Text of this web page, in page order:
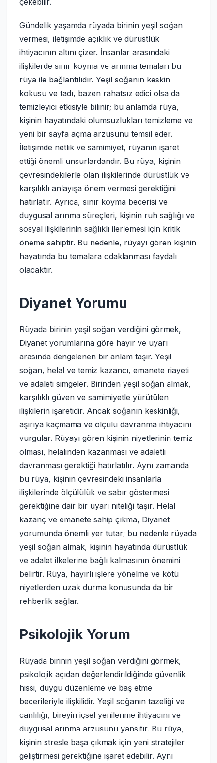
çekebilir.
Gündelik yaşamda rüyada birinin yeşil soğan
vermesi, iletişimde açıklık ve dürüstlük
ihtiyacının altını çizer. İnsanlar arasındaki
ilişkilerde sınır koyma ve arınma temaları bu
rüya ile bağlantılıdır. Yeşil soğanın keskin
kokusu ve tadı, bazen rahatsız edici olsa da
temizleyici etkisiyle bilinir; bu anlamda rüya,
kişinin hayatındaki olumsuzlukları temizleme ve
yeni bir sayfa açma arzusunu temsil eder.
İletişimde netlik ve samimiyet, rüyanın işaret
ettiği önemli unsurlardandır. Bu rüya, kişinin
çevresindekilerle olan ilişkilerinde dürüstlük ve
karşılıklı anlayışa önem vermesi gerektiğini
hatırlatır. Ayrıca, sınır koyma becerisi ve
duygusal arınma süreçleri, kişinin ruh sağlığı ve
sosyal ilişkilerinin sağlıklı ilerlemesi için kritik
öneme sahiptir. Bu nedenle, rüyayı gören kişinin
hayatında bu temalara odaklanması faydalı
olacaktır.
Diyanet Yorumu
Rüyada birinin yeşil soğan verdiğini görmek,
Diyanet yorumlarına göre hayır ve uyarı
arasında dengelenen bir anlam taşır. Yeşil
soğan, helal ve temiz kazancı, emanete riayeti
ve adaleti simgeler. Birinden yeşil soğan almak,
karşılıklı güven ve samimiyetle yürütülen
ilişkilerin işaretidir. Ancak soğanın keskinliği,
aşırıya kaçmama ve ölçülü davranma ihtiyacını
vurgular. Rüyayı gören kişinin niyetlerinin temiz
olması, helalinden kazanması ve adaletli
davranması gerektiği hatırlatılır. Aynı zamanda
bu rüya, kişinin çevresindeki insanlarla
ilişkilerinde ölçülülük ve sabır göstermesi
gerektiğine dair bir uyarı niteliği taşır. Helal
kazanç ve emanete sahip çıkma, Diyanet
yorumunda önemli yer tutar; bu nedenle rüyada
yeşil soğan almak, kişinin hayatında dürüstlük
ve adalet ilkelerine bağlı kalmasının önemini
belirtir. Rüya, hayırlı işlere yönelme ve kötü
niyetlerden uzak durma konusunda da bir
rehberlik sağlar.
Psikolojik Yorum
Rüyada birinin yeşil soğan verdiğini görmek,
psikolojik açıdan değerlendirildiğinde güvenlik
hissi, duygu düzenleme ve baş etme
becerileriyle ilişkilidir. Yeşil soğanın tazeliği ve
canlılığı, bireyin içsel yenilenme ihtiyacını ve
duygusal arınma arzusunu yansıtır. Bu rüya,
kişinin stresle başa çıkmak için yeni stratejiler
geliştirmesi gerektiğine işaret edebilir. Aynı